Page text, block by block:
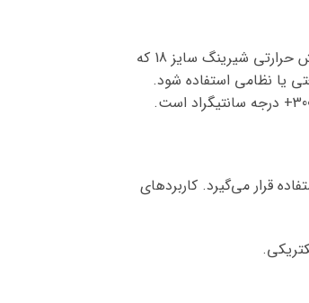
روکش حرارتی شیرینگ سایز 18 یک لوله با فرمول پلی الفین با کارایی بالا و مقاومت خوب در برابر مایعات و حلال‌های رایج است. روکش حرارتی شیرینگ سایز 18 که
یا نظامی استفاده شود.
استفاده قرار می‌گیرد. کاربردهای